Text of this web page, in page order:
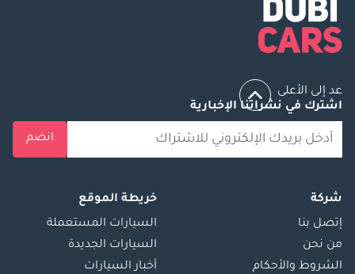
عد إلى الأعلى
اشترك في نشراتنا الإخبارية
انضم
شركة
إتصل بنا
من نحن
الشروط والأحكام
خريطة الموقع
السيارات المستعملة
السيارات الجديدة
أخبار السيارات